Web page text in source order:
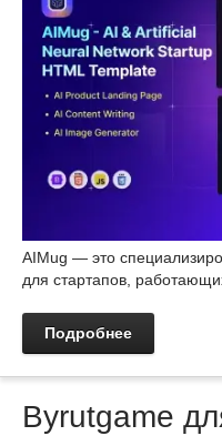
AIMug — это
для стартапов,
Подробнее
Byrutgame